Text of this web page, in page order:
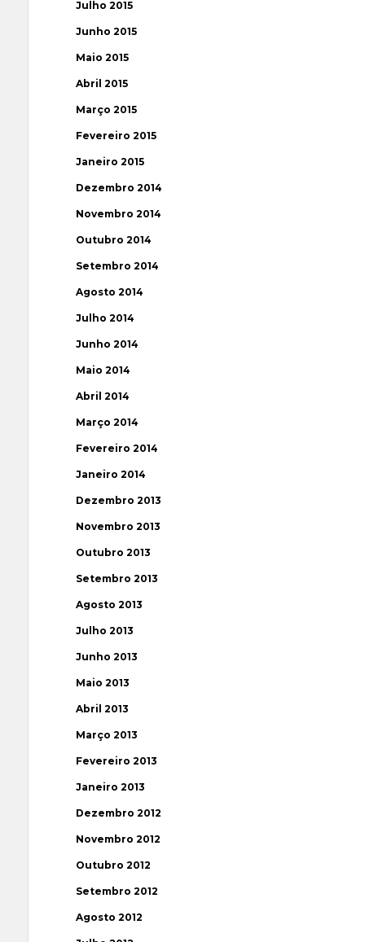
Julho 2015
Junho 2015
Maio 2015
Abril 2015
Março 2015
Fevereiro 2015
Janeiro 2015
Dezembro 2014
Novembro 2014
Outubro 2014
Setembro 2014
Agosto 2014
Julho 2014
Junho 2014
Maio 2014
Abril 2014
Março 2014
Fevereiro 2014
Janeiro 2014
Dezembro 2013
Novembro 2013
Outubro 2013
Setembro 2013
Agosto 2013
Julho 2013
Junho 2013
Maio 2013
Abril 2013
Março 2013
Fevereiro 2013
Janeiro 2013
Dezembro 2012
Novembro 2012
Outubro 2012
Setembro 2012
Agosto 2012